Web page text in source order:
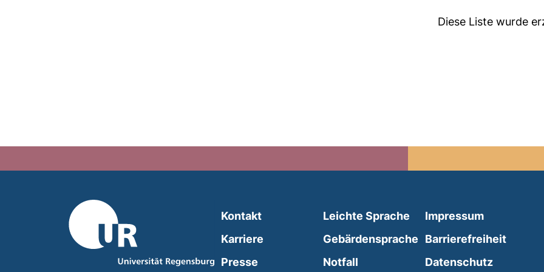
Diese Liste wurde
Kontakt
Karriere
Presse
Leichte Sprache (external link, opens in a
Gebärdensprache (external link, opens in
Notfall (external link, opens in a new
Impressum
Barrierefreiheit
Datenschutz